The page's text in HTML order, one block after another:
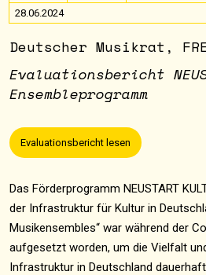
28.06.2024
Deutscher Musikrat,
Evaluationsbericht
Ensembleprogramm
Evaluationsbericht lesen
Das Förderprogramm NEUSTART
der Infrastruktur für Kultur in
Musikensembles“ war während der
aufgesetzt worden, um die Vielfalt
Infrastruktur in Deutschland